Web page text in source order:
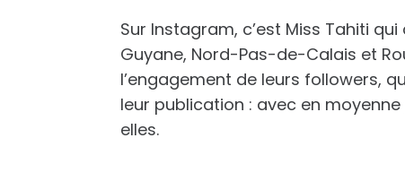
Sur Instagram, c’est Miss Tahiti
Guyane, Nord-Pas-de-Calais et
l’engagement de leurs followers,
leur publication : avec en
elles.